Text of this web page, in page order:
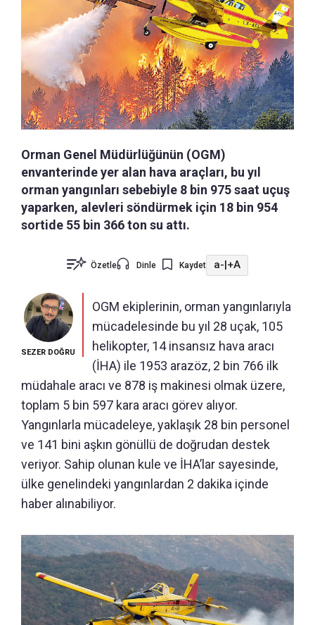
Orman Genel Müdürlüğünün (OGM)
envanterinde yer alan hava araçları, bu yıl
orman yangınları sebebiyle 8 bin 975 saat uçuş
yaparken, alevleri söndürmek için 18 bin 954
sortide 55 bin 366 ton su attı.
Özetle Dinle Kaydet a-|+A
SEZER DOĞRU
OGM ekiplerinin, orman yangınlarıyla
mücadelesinde bu yıl 28 uçak, 105
helikopter, 14 insansız hava aracı
(İHA) ile 1953 arazöz, 2 bin 766 ilk
müdahale aracı ve 878 iş makinesi olmak üzere,
toplam 5 bin 597 kara aracı görev alıyor.
Yangınlarla mücadeleye, yaklaşık 28 bin personel
ve 141 bini aşkın gönüllü de doğrudan destek
veriyor. Sahip olunan kule ve İHA’lar sayesinde,
ülke genelindeki yangınlardan 2 dakika içinde
haber alınabiliyor.